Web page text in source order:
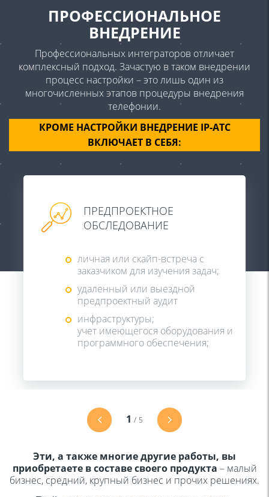
ПРОФЕССИОНАЛЬНОЕ
ВНЕДРЕНИЕ
Профессиональных интеграторов отличает
комплексный подход. Зачастую в таком внедрении
процесс настройки – это лишь один из
многочисленных этапов процедуры внедрения
телефонии.
КРОМЕ НАСТРОЙКИ ВНЕДРЕНИЕ IP-АТС
ВКЛЮЧАЕТ В СЕБЯ:
ПРЕДПРОЕКТНОЕ
ОБСЛЕДОВАНИЕ
личная или скайп-встреча с
заказчиком для изучения задач;
удаленный или выездной
предпроектный аудит
инфраструктуры;
учет имеющегося оборудования и
программного обеспечения;
1 / 5
Эти, а также многие другие работы, вы
приобретаете в составе своего продукта – малый
бизнес, средний, крупный бизнес и прочих решениях.